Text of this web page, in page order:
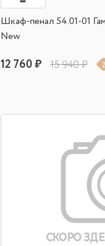
Шкаф-пенал 54.01-01
New
12 760 ₽ 15 940 ₽